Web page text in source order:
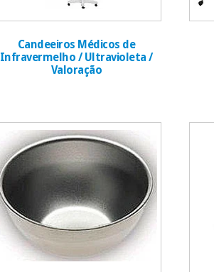
Candeeiros Médicos de
Infravermelho / Ultravioleta /
Valoração